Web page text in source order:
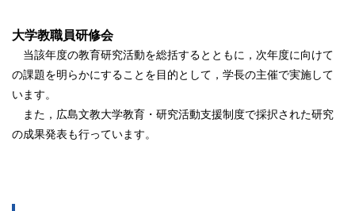
大学教職員研修会
当該年度の教育研究活動を総括するとともに，次年度に向けて
の課題を明らかにすることを目的として，学長の主催で実施して
います。
また，広島文教大学教育・研究活動支援制度で採択された研究
の成果発表も行っています。